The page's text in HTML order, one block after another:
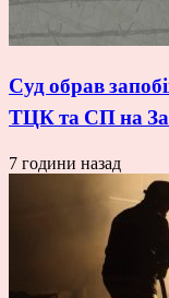
Суд обрав
ТЦК та СП на
7 години назад